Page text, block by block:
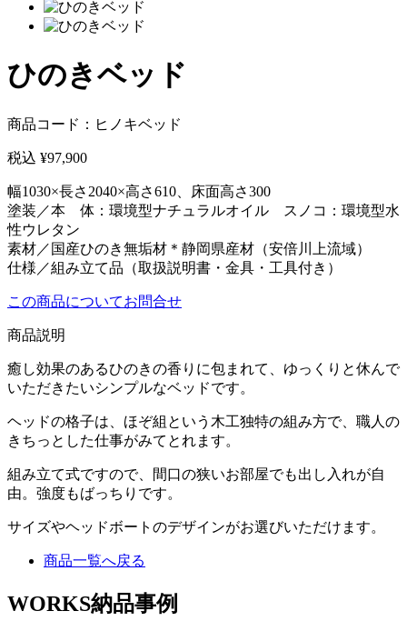
ひのきベッド
商品コード：ヒノキベッド
税込 ¥97,900
幅1030×長さ2040×高さ610、床面高さ300
塗装／本 体：環境型ナチュラルオイル スノコ：環境型水
性ウレタン
素材／国産ひのき無垢材＊静岡県産材（安倍川上流域）
仕様／組み立て品（取扱説明書・金具・工具付き）
この商品についてお問合せ
商品説明
癒し効果のあるひのきの香りに包まれて、ゆっくりと休んで
いただきたいシンプルなベッドです。
ヘッドの格子は、ほぞ組という木工独特の組み方で、職人の
きちっとした仕事がみてとれます。
組み立て式ですので、間口の狭いお部屋でも出し入れが自
由。強度もばっちりです。
サイズやヘッドボートのデザインがお選びいただけます。
商品一覧へ戻る
WORKS納品事例